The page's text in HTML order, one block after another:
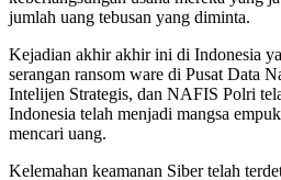
jumlah uang tebusan yang diminta.
Kejadian akhir akhir ini di Indonesia
serangan ransom ware di Pusat Data
Intelijen Strategis, dan NAFIS Polri
Indonesia telah menjadi mangsa
mencari uang.
Kelemahan keamanan Siber telah